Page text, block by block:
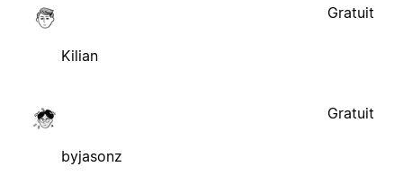
Kilian
Gratuit
byjasonz
Gratuit